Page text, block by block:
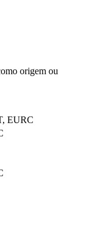
origem ou
EURC